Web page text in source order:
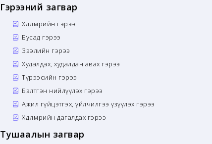
Гэрээний загвар
Хөдөлмөрийн гэрээ
Бусад гэрээ
Зээлийн гэрээ
Худалдах, худалдан авах гэрээ
Түрээсийн гэрээ
Бэлтгэн нийлүүлэх гэрээ
Ажил гүйцэтгэх, үйлчилгээ үзүүлэх гэрээ
Хөдөлмөрийн дагалдах гэрээ
Тушаалын загвар